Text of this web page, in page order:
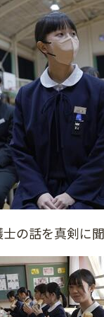
話を真剣に聞